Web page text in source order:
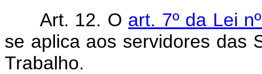
Art. 12. O art. 7º da Lei
se aplica aos servidores das
Trabalho.